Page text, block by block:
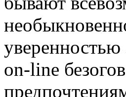
уверенностью
on-line